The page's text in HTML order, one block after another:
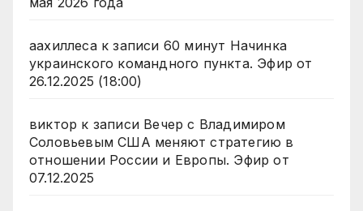
аахиллесак записи 60 минут Начинка
украинского командного пункта. Эфир от
26.12.2025 (18:00)
виктор к записи Вечер с Владимиром
Соловьевым США меняют стратегию в
отношении России и Европы. Эфир от
07.12.2025